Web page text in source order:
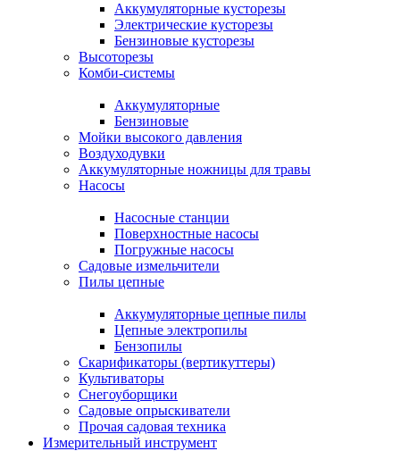
Аккумуляторные кусторезы
Электрические кусторезы
Бензиновые кусторезы
Высоторезы
Комби-системы
Аккумуляторные
Бензиновые
Мойки высокого давления
Воздуходувки
Аккумуляторные ножницы для травы
Насосы
Насосные станции
Поверхностные насосы
Погружные насосы
Садовые измельчители
Пилы цепные
Аккумуляторные цепные пилы
Цепные электропилы
Бензопилы
Скарификаторы (вертикуттеры)
Культиваторы
Снегоуборщики
Садовые опрыскиватели
Прочая садовая техника
Измерительный инструмент